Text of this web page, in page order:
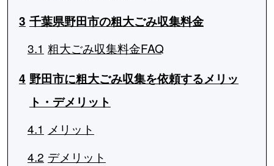
3 千葉県野田市の粗大ごみ収集料金
3.1 粗大ごみ収集料金FAQ
4 野田市に粗大ごみ収集を依頼するメリッ
ト・デメリット
4.1 メリット
4.2 デメリット